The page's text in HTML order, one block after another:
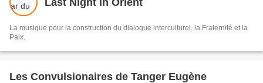
La musique pour la construction du dialogue interculturel, la Fraternité et la
Paix.
Les Convulsionaires de Tanger Eugène